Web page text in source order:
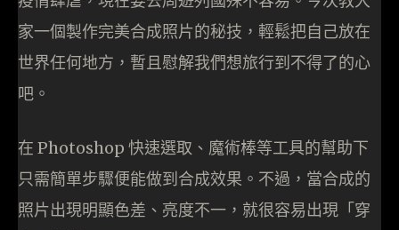
家一個製作完美合成照片的秘技，輕鬆把自己放在
世界任何地方，暫且慰解我們想旅行到不得了的心
吧。
在 Photoshop 快速選取、魔術棒等工具的幫助下
只需簡單步驟便能做到合成效果。不過，當合成的
照片出現明顯色差、亮度不一，就很容易出現「穿